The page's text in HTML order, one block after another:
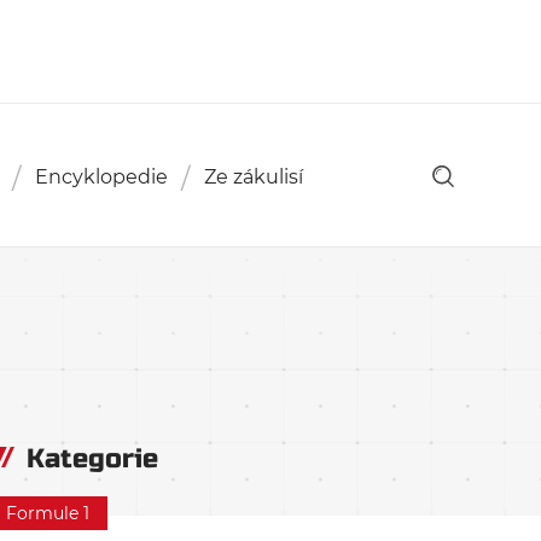
Encyklopedie Ze zákulisí
Kategorie
Formule 1